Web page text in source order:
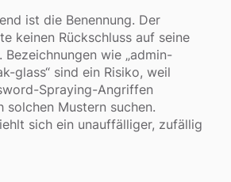
ist die Benennung. Der
keinen Rückschluss auf seine
Bezeichnungen wie „admin-
glass“ sind ein Risiko, weil
Spraying-Angriffen
solchen Mustern suchen.
sich ein unauffälliger, zufällig